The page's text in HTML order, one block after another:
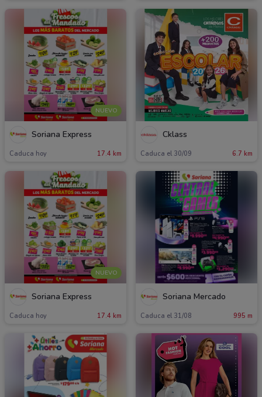
NUEVO
Soriana Express
Caduca hoy 17.4 km
Cklass
Caduca el 30/09 6.7 km
NUEVO
Soriana Express
Caduca hoy 17.4 km
Soriana Mercado
Caduca el 31/08 995 m